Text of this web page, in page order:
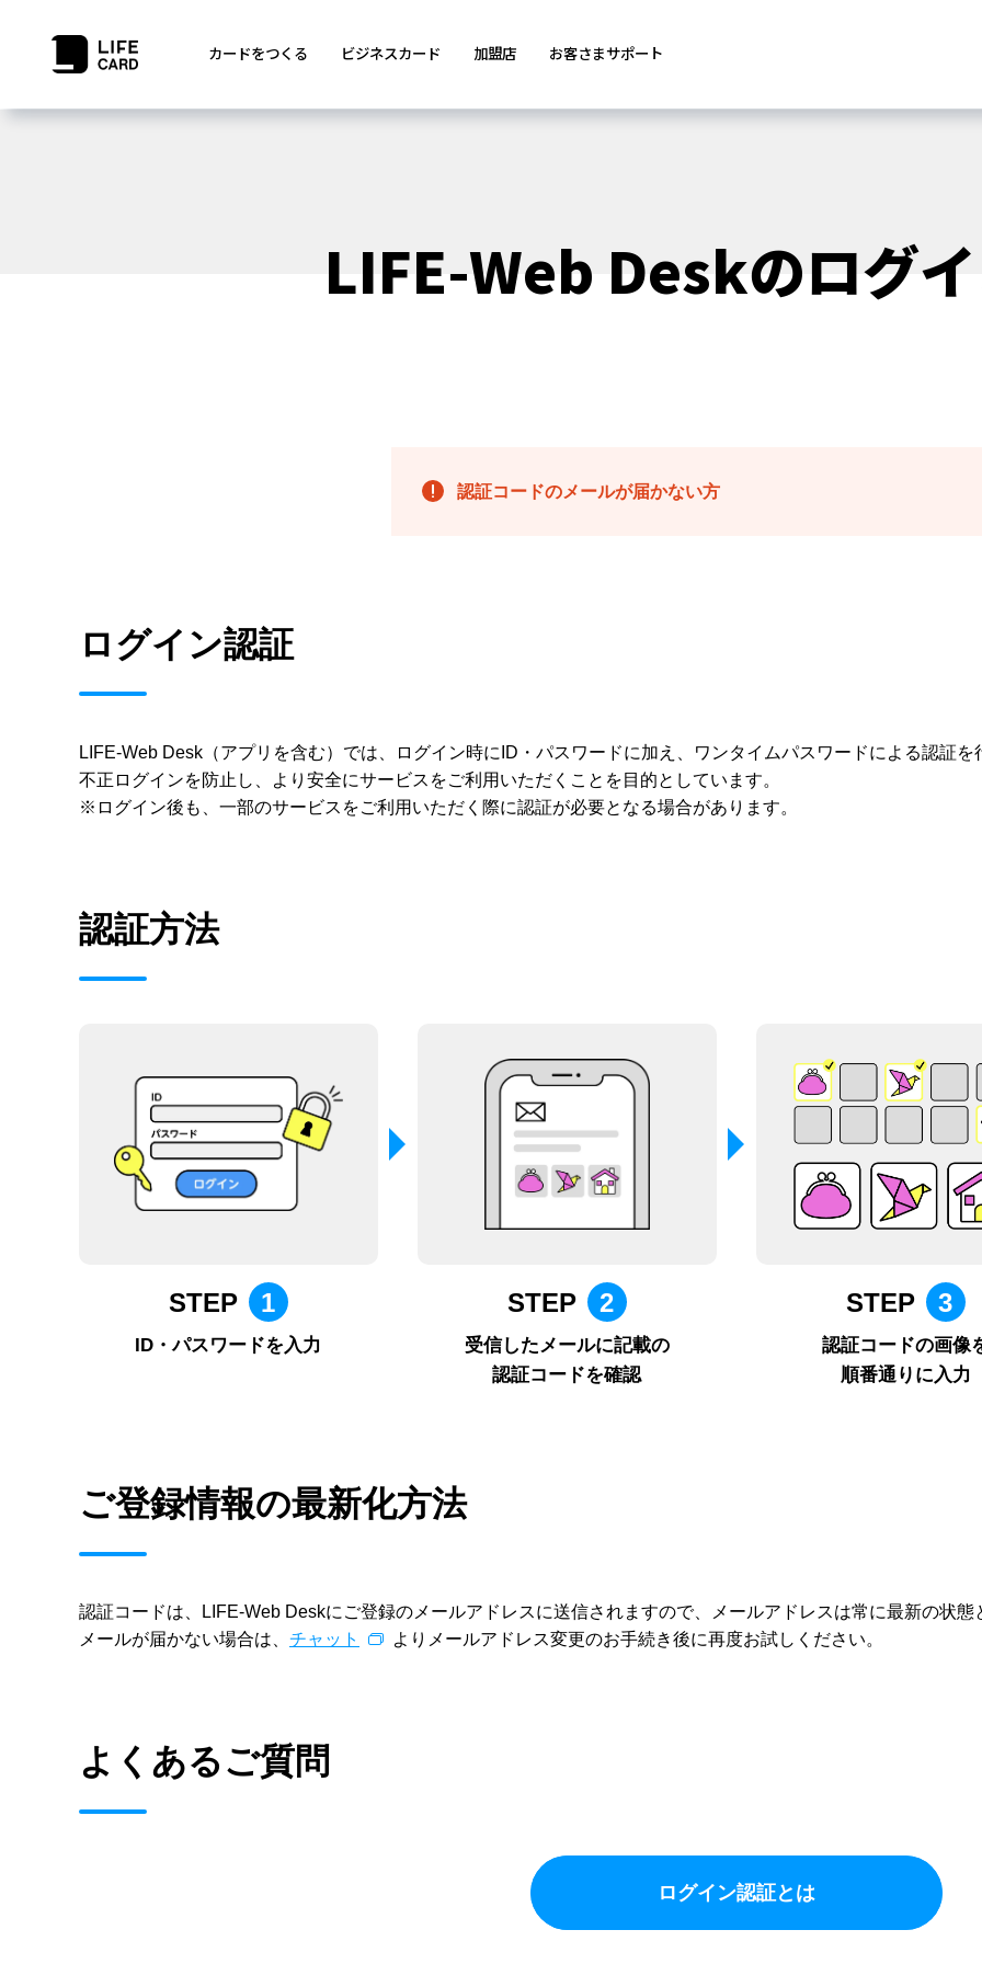
カードをつくる ビジネスカード 加盟店 お客さまサポート
LIFE-Web Deskのログ
認証コードのメールが届かない方
ログイン認証
LIFE‑Web Desk（アプリを含む）では、ログイン時にID・パスワードに加え、ワンタイムパスワードによる認証を
不正ログインを防止し、より安全にサービスをご利用いただくことを目的としています。
※ログイン後も、一部のサービスをご利用いただく際に認証が必要となる場合があります。
認証方法
STEP 1
ID・パスワードを入力
STEP 2
受信したメールに記載の
認証コードを確認
STEP 3
認証コードの画像
順番通りに入力
ご登録情報の最新化方法
認証コードは、LIFE-Web Deskにご登録のメールアドレスに送信されますので、メールアドレスは常に最新の状態
メールが届かない場合は、 チャット よりメールアドレス変更のお手続き後に再度お試しください。
よくあるご質問
ログイン認証とは